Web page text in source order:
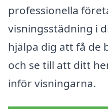
professionella
visningsstädning i
hjälpa dig att få de
och se till att ditt
inför visningarna.